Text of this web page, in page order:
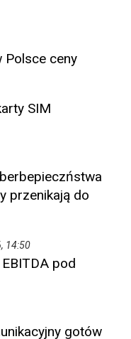
Polsce ceny
SIM
przenikają do
14:50
pod
gotów